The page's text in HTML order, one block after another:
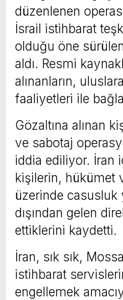
düzenlenen
İsrail istihbarat
olduğu öne
aldı. Resmi
alınanların,
faaliyetleri ile
Gözaltına alınan
ve sabotaj
iddia ediliyor. İran
kişilerin, hükümet
üzerinde casusluk
dışından gelen
ettiklerini kaydetti.
İran, sık sık,
istihbarat
engellemek